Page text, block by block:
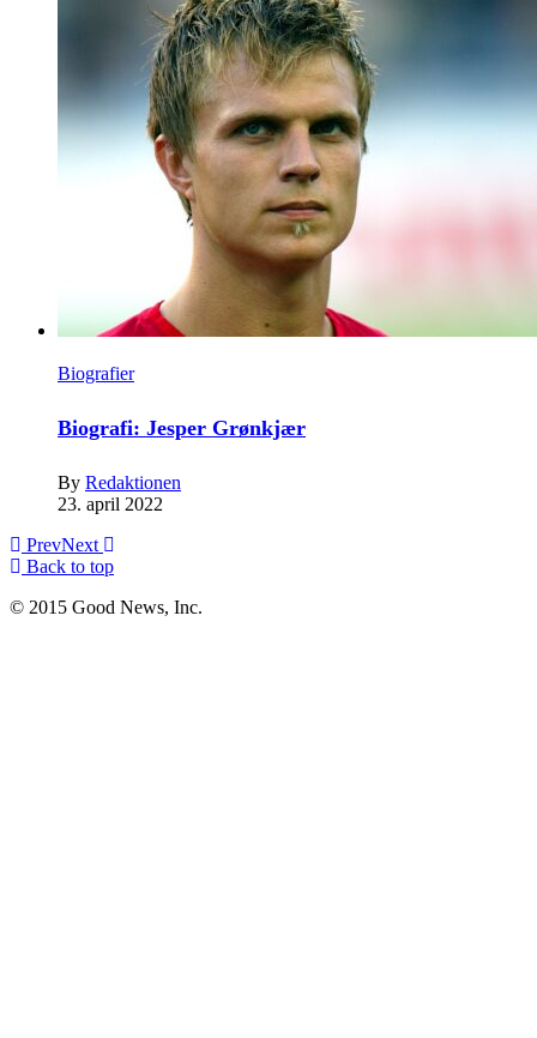
Biografier
Biografi: Jesper Grønkjær
By Redaktionen
23. april 2022
PrevNext
Back to top
© 2015 Good News, Inc.